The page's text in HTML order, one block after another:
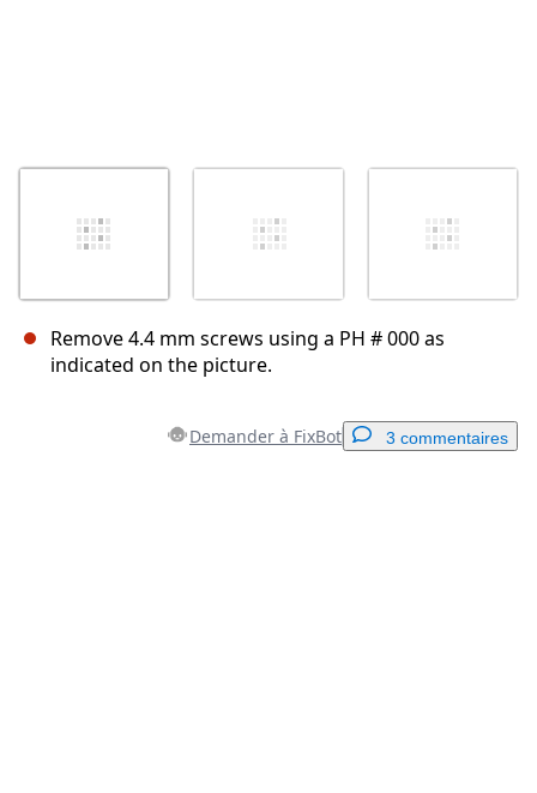
Remove 4.4 mm screws using a PH # 000 as
indicated on the picture.
Demander à FixBot 3 commentaires